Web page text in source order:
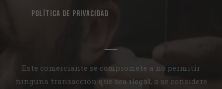
POLÍTICA DE PRIVACIDAD
Este comerciante se compromete a no permitir
ninguna transacción que sea ilegal, o se considere